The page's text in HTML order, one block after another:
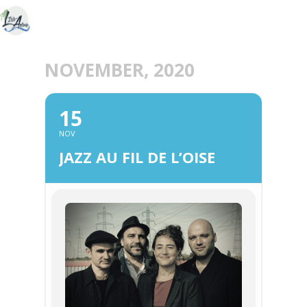
NOVEMBER, 2020
15
NOV
JAZZ AU FIL DE L’OISE